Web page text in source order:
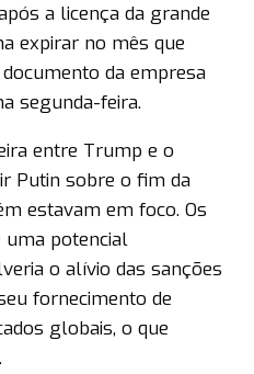
a licença da grande
expirar no mês que
da empresa
segunda-feira.
entre Trump e o
Putin sobre o fim da
estavam em foco. Os
uma potencial
o alívio das sanções
fornecimento de
globais, o que